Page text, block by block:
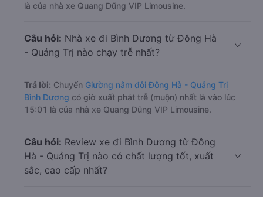
là của nhà xe Quang Dũng VIP Limousine.
Câu hỏi: Nhà xe đi Bình Dương từ Đông Hà
- Quảng Trị nào chạy trễ nhất?
Trả lời: Chuyến Giường nằm đôi Đông Hà - Quảng Trị
Bình Dương có giờ xuất phát trễ (muộn) nhất là vào lúc
15:01 là của nhà xe Quang Dũng VIP Limousine.
Câu hỏi: Review xe đi Bình Dương từ Đông
Hà - Quảng Trị nào có chất lượng tốt, xuất
sắc, cao cấp nhất?